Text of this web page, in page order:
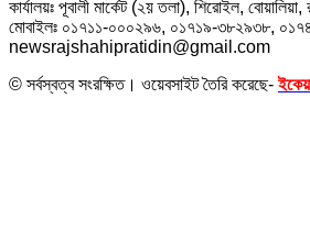
কার্যালয়ঃ পূবালী মার্কেট (২য় তলা), শিরোইল, বোয়ালিয়া,
মোবাইলঃ ০১৭১১-০০০২৯৬, ০১৭১৯-৩৮২৯৩৮,
newsrajshahipratidin@gmail.com
© সর্বস্বত্ব সংরক্ষিত। ওয়েবসাইট তৈরি করেছে-